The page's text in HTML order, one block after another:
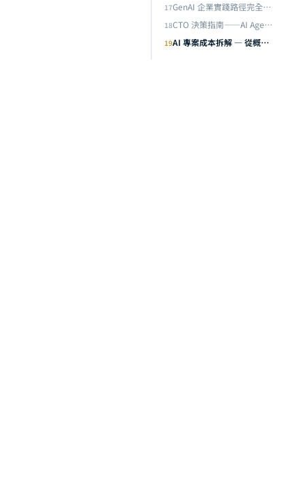
17 GenAI 企業實踐路徑完全解析：從識別場景到規模化部署的六階段框架
18 CTO 決策指南——AI Agent 時代的企業技術架構選型：自建、SaaS 還是混合部署？
19 AI 專案成本拆解 — 從概念驗證到正式上線需要多少預算？